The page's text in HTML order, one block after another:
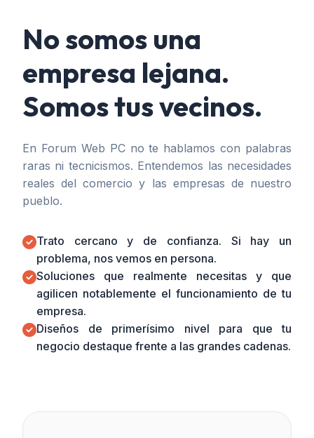
No somos una
empresa lejana.
Somos tus vecinos.
En Forum Web PC no te hablamos con palabras
raras ni tecnicismos. Entendemos las necesidades
reales del comercio y las empresas de nuestro
pueblo.
Trato cercano y de confianza. Si hay un
problema, nos vemos en persona.
Soluciones que realmente necesitas y que
agilicen notablemente el funcionamiento de tu
empresa.
Diseños de primerísimo nivel para que tu
negocio destaque frente a las grandes cadenas.